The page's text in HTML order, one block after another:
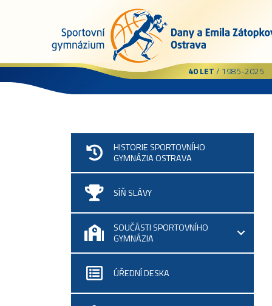
40 LET/ 1985-2025
HISTORIE SPORTOVNÍHO
GYMNÁZIA OSTRAVA
SÍŇ SLÁVY
SOUČÁSTI SPORTOVNÍHO
GYMNÁZIA
ÚŘEDNÍ DESKA